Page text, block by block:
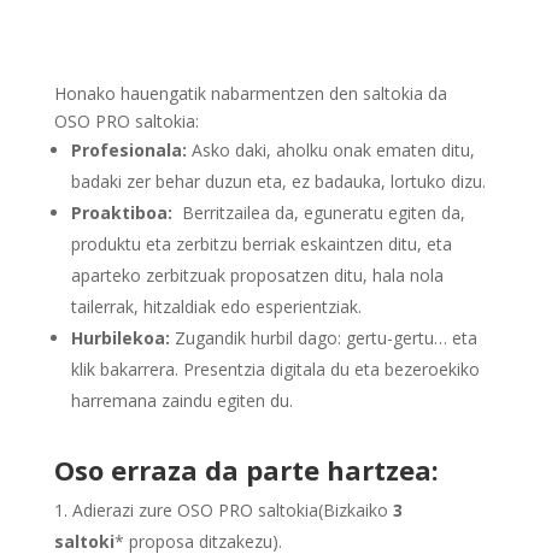
Honako hauengatik nabarmentzen den saltokia da
OSO PRO saltokia:
Profesionala: Asko daki, aholku onak ematen ditu,
badaki zer behar duzun eta, ez badauka, lortuko dizu.
Proaktiboa: Berritzailea da, eguneratu egiten da,
produktu eta zerbitzu berriak eskaintzen ditu, eta
aparteko zerbitzuak proposatzen ditu, hala nola
tailerrak, hitzaldiak edo esperientziak.
Hurbilekoa: Zugandik hurbil dago: gertu-gertu… eta
klik bakarrera. Presentzia digitala du eta bezeroekiko
harremana zaindu egiten du.
Oso erraza da parte hartzea:
Adierazi zure OSO PRO saltokia(Bizkaiko 3
saltoki* proposa ditzakezu).